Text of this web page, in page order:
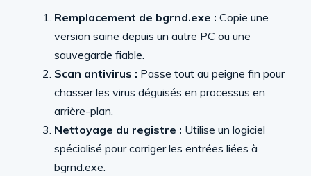
Remplacement de bgrnd.exe : Copie une
version saine depuis un autre PC ou une
sauvegarde fiable.
Scan antivirus : Passe tout au peigne fin pour
chasser les virus déguisés en processus en
arrière-plan.
Nettoyage du registre : Utilise un logiciel
spécialisé pour corriger les entrées liées à
bgrnd.exe.